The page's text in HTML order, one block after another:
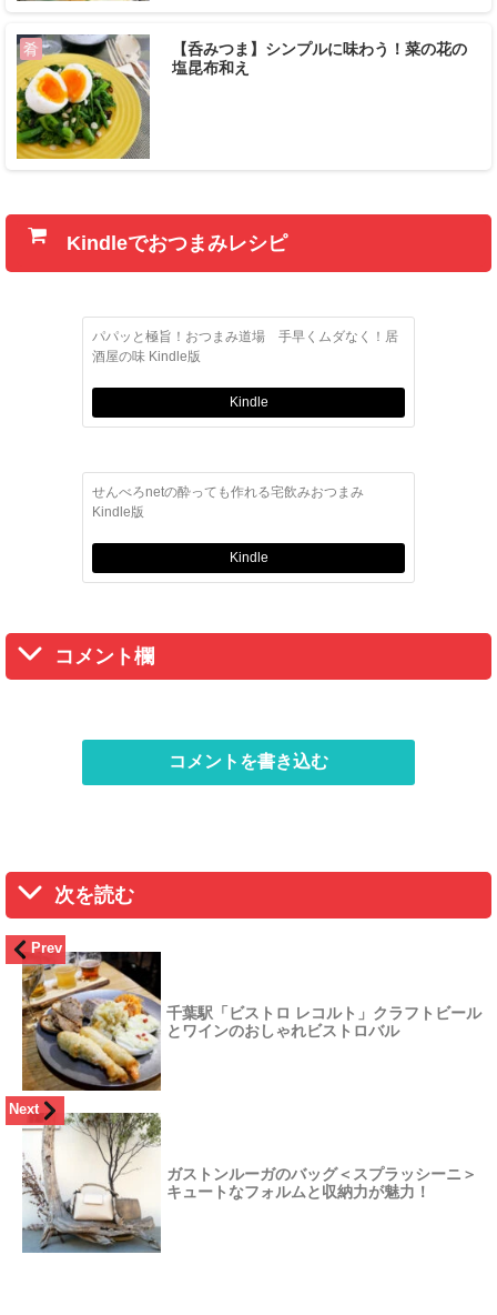
肴
【呑みつま】シンプルに味わう！菜の花の
塩昆布和え
Kindleでおつまみレシピ
パパッと極旨！おつまみ道場 手早くムダなく！居
酒屋の味 Kindle版
Kindle
せんべろnetの酔っても作れる宅飲みおつまみ
Kindle版
Kindle
コメント欄
コメントを書き込む
次を読む
Prev
千葉駅「ビストロ レコルト」クラフトビール
とワインのおしゃれビストロバル
Next
ガストンルーガのバッグ＜スプラッシーニ＞
キュートなフォルムと収納力が魅力！